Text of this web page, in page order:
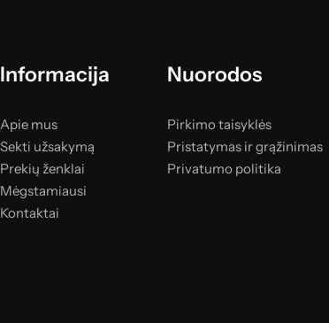
Informacija
Apie mus
Sekti užsakymą
Prekių ženklai
Mėgstamiausi
Kontaktai
Nuorodos
Pirkimo taisyklės
Pristatymas ir grąžinimas
Privatumo politika